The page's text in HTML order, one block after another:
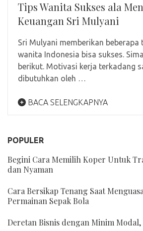
Tips Wanita Sukses ala
Keuangan Sri Mulyani
Sri Mulyani memberikan beberapa
wanita Indonesia bisa sukses.
berikut. Motivasi kerja terkadang
dibutuhkan oleh …
BACA SELENGKAPNYA
POPULER
Begini Cara Memilih Koper Untuk
dan Nyaman
Cara Bersikap Tenang Saat
Permainan Sepak Bola
Deretan Bisnis dengan Minim Modal,